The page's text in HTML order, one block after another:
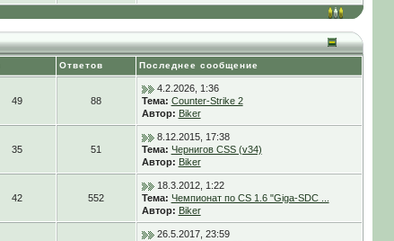
Ответов Последнее сообщение
49 88
4.2.2026, 1:36
Тема: Counter-Strike 2
Автор: Biker
35 51
8.12.2015, 17:38
Тема: Чернигов CSS (v34)
Автор: Biker
42 552
18.3.2012, 1:22
Тема: Чемпионат по CS 1.6 "Giga-SDC ...
Автор: Biker
26.5.2017, 23:59